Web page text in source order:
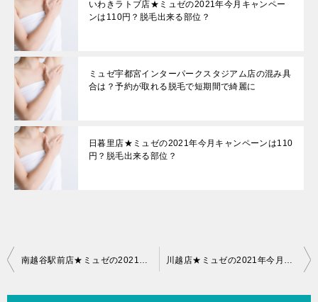
いわきラトブ店★ミュゼの2021年今月キャンペー
ンは110円？脱毛出来る部位？
ミュゼ宇都宮インターパークスタジアム店の混み具
合は？予約が取れる脱毛で短期間で綺麗に
日暮里店★ミュゼの2021年今月キャンペーンは110
円？脱毛出来る部位？
投
南越谷駅前店★ミュゼの2021年今月キャンペーンは110円？脱毛出来る部位？ 川越店★ミュゼの2021年今月キャンペーンは110円？脱毛出来る部位？